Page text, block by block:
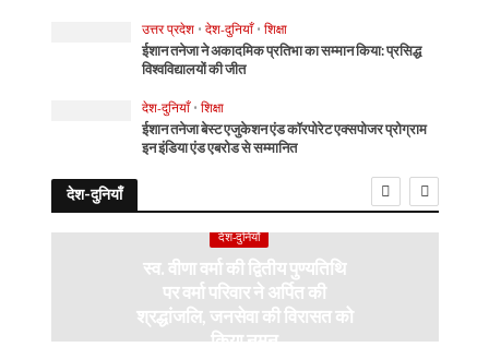
उत्तर प्रदेश • देश-दुनियाँ • शिक्षा
ईशान तनेजा ने अकादमिक प्रतिभा का सम्मान किया: प्रसिद्ध
विश्वविद्यालयों की जीत
देश-दुनियाँ • शिक्षा
ईशान तनेजा बेस्ट एजुकेशन एंड कॉरपोरेट एक्सपोजर प्रोग्राम
इन इंडिया एंड एबरोड से सम्मानित
देश-दुनियाँ
देश-दुनियाँ
स्व. वीणा वर्मा की द्वितीय पुण्यतिथि
पर वर्मा परिवार ने अर्पित की
श्रद्धांजलि, जनसेवा की विरासत को
किया नमन